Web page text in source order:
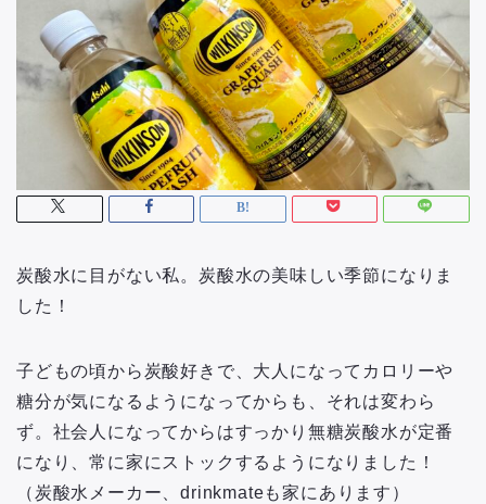
炭酸水に目がない私。炭酸水の美味しい季節になりま
した！
子どもの頃から炭酸好きで、大人になってカロリーや
糖分が気になるようになってからも、それは変わら
ず。社会人になってからはすっかり無糖炭酸水が定番
になり、常に家にストックするようになりました！
（炭酸水メーカー、drinkmateも家にあります）